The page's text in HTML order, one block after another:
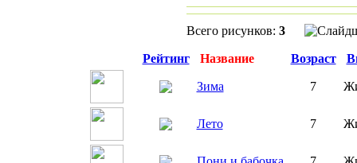
Всего рисунков: 3
Рейтинг Название Возраст
Зима 7
Лето 7